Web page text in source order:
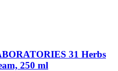
31 Herbs
250 ml